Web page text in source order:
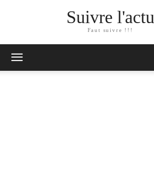
Suivre l'actu
Faut suivre !!!